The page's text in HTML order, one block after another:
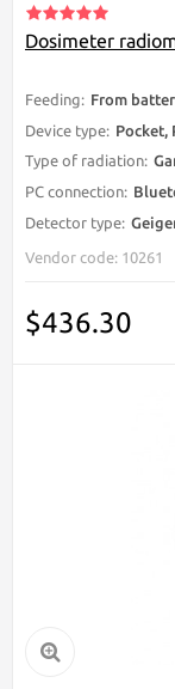
Feeding: From
Device type:
Pocket,
PC connection:
Detector type:
Vendor code: 10261
$436.30
Dosimeter-